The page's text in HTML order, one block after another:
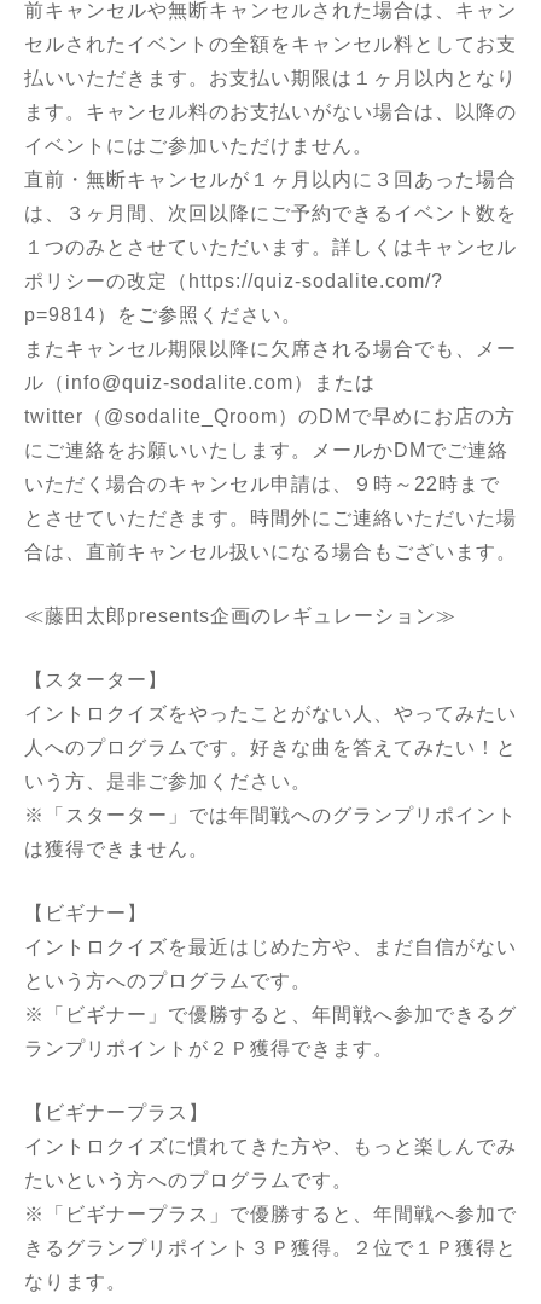
前キャンセルや無断キャンセルされた場合は、キャン
セルされたイベントの全額をキャンセル料としてお支
払いいただきます。お支払い期限は１ヶ月以内となり
ます。キャンセル料のお支払いがない場合は、以降の
イベントにはご参加いただけません。
直前・無断キャンセルが１ヶ月以内に３回あった場合
は、３ヶ月間、次回以降にご予約できるイベント数を
１つのみとさせていただいます。詳しくはキャンセル
ポリシーの改定（ https://quiz-sodalite.com/?
p=9814）をご参照ください。
またキャンセル期限以降に欠席される場合でも、メー
ル（info@quiz-sodalite.com）または
twitter（@sodalite_Qroom）のDMで早めにお店の方
にご連絡をお願いいたします。メールかDMでご連絡
いただく場合のキャンセル申請は、９時～22時まで
とさせていただきます。時間外にご連絡いただいた場
合は、直前キャンセル扱いになる場合もございます。
≪藤田太郎presents企画のレギュレーション≫
【スターター】
イントロクイズをやったことがない人、やってみたい
人へのプログラムです。好きな曲を答えてみたい！と
いう方、是非ご参加ください。
※「スターター」では年間戦へのグランプリポイント
は獲得できません。
【ビギナー】
イントロクイズを最近はじめた方や、まだ自信がない
という方へのプログラムです。
※「ビギナー」で優勝すると、年間戦へ参加できるグ
ランプリポイントが２Ｐ獲得できます。
【ビギナープラス】
イントロクイズに慣れてきた方や、もっと楽しんでみ
たいという方へのプログラムです。
※「ビギナープラス」で優勝すると、年間戦へ参加で
きるグランプリポイント３Ｐ獲得。２位で１Ｐ獲得と
なります。